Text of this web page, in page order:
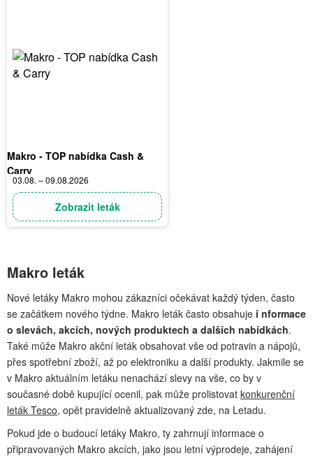
Makro - TOP nabídka Cash &
Carry
03.08. – 09.08.2026
Zobrazit leták
Makro leták
Nové letáky Makro mohou zákazníci očekávat každý týden, často
se začátkem nového týdne. Makro leták často obsahuje i nformace
o slevách, akcích, nových produktech a dalších nabídkách.
Také může Makro akční leták obsahovat vše od potravin a nápojů,
přes spotřební zboží, až po elektroniku a další produkty. Jakmile se
v Makro aktuálním letáku nenachází slevy na vše, co by v
současné době kupující ocenil, pak může prolistovat konkurenční
leták Tesco, opět pravidelně aktualizovaný zde, na Letadu.
Pokud jde o budoucí letáky Makro, ty zahrnují informace o
připravovaných Makro akcích, jako jsou letní výprodeje, zahájení